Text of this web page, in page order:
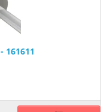
161611